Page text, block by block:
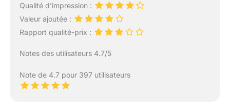
Qualité d’impression :
Valeur ajoutée :
Rapport qualité-prix :
Notes des utilisateurs 4.7/5
Note de 4.7 pour 397 utilisateurs